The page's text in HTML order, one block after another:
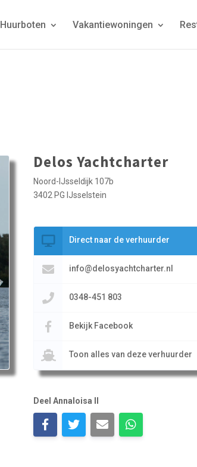
Huurboten Vakantiewoningen
Delos Yachtcharter
Noord-IJsseldijk 107b
3402 PG IJsselstein
Direct naar de verhuurder
info@delosyachtcharter.nl
0348-451 803
Bekijk Facebook
Toon alles van deze verhuurder
Deel Annaloisa II